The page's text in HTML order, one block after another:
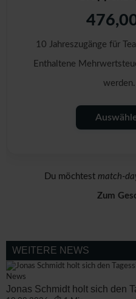
10 Jahreszugänge für
Enthaltene
werden.
Du möchtest match-
Zum
WEITERE NEWS
News
Jonas Schmidt holt sich den